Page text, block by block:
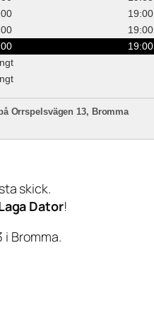
19:00
19:00
19:00
Orrspelsvägen 13, Bromma
skick.
Dator!
Bromma.